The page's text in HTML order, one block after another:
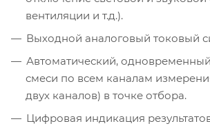
вентиляции и т.д.).
Выходной аналоговый токовый
Автоматический,
смеси по всем каналам
двух каналов) в точке отбора.
Цифровая индикация